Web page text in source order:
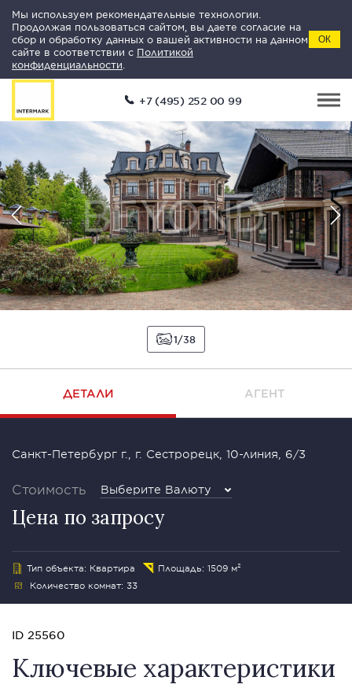
Мы используем рекомендательные технологии.
Продолжая пользоваться сайтом, вы даете согласие на
сбор и обработку данных о вашей активности на данном
сайте в соответствии с Политикой
конфиденциальности
ОК
+7 (495) 252 00 99
1 38
ДЕТАЛИ АГЕНТ
Санкт-Петербург г., г. Сестрорецк, 10-линия, 6/3
Стоимость Выберите Валюту
Цена по запросу
Тип объекта: Квартира
Площадь: 1509 м²
Количество комнат: 33
ID 25560
Ключевые характеристики